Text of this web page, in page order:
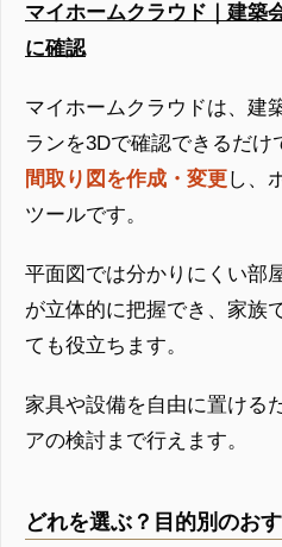
マイホームクラウド｜建築
に確認
マイホームクラウドは、建
ランを3Dで確認できるだけ
間取り図を作成・変更 し、
ツールです。
平面図では分かりにくい部
が立体的に把握でき、家族
ても役立ちます。
家具や設備を自由に置ける
アの検討まで行えます。
どれを選ぶ？目的別のお